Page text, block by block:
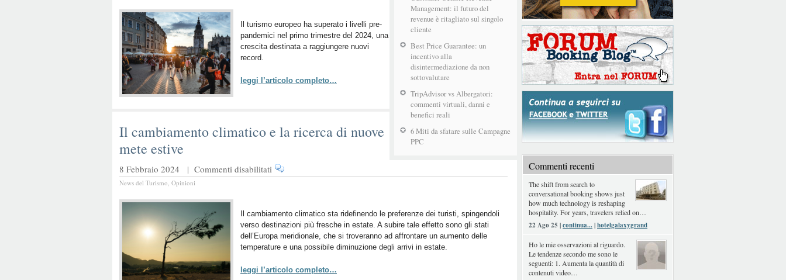
Management: il futuro del
revenue è ritagliato sul singolo
cliente
Best Price Guarantee: un
incentivo alla
disintermediazione da non
sottovalutare
TripAdvisor vs Albergatori:
commenti virtuali, danni e
benefici reali
6 Miti da sfatare sulle Campagne
PPC
turismo
europeo
Il turismo europeo ha superato i livelli pre-
pandemici nel primo trimestre del 2024, una
crescita destinata a raggiungere nuovi
record.
leggi l’articolo completo…
Il cambiamento climatico e la ricerca di nuove
mete estive
8 Febbraio 2024 | Commenti disabilitati su
Il
e
la
ricerca
di
mete
News del Turismo, Opinioni
Il cambiamento climatico sta ridefinendo le preferenze dei turisti, spingendoli
verso destinazioni più fresche in estate. A subire tale effetto sono gli stati
dell’Europa meridionale, che si troveranno ad affrontare un aumento delle
temperature e una possibile diminuzione degli arrivi in estate.
leggi l’articolo completo…
Commenti recenti
The shift from search to
conversational booking shows just
how much technology is reshaping
hospitality. For years, travelers relied on…
22 Ago 25 |continua...|hotelgalaxygrand
Ho le mie osservazioni al riguardo.
Le tendenze secondo me sono le
seguenti: 1. Aumenta la quantità di
contenuti video…